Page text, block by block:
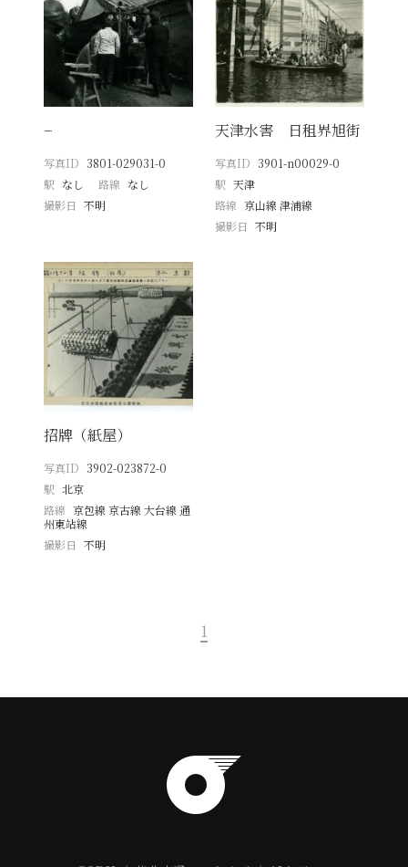
−
写真ID 3801-029031-0
駅 なし 路線 なし
撮影日
不明
天津水害 日租界旭街
写真ID 3901-n00029-0
駅 天津
路線 京山線 津浦線
撮影日 不明
招牌（紙屋）
写真ID 3902-023872-0
駅 北京
路線 京包線 京古線 大台線 通
州東站線
撮影日
不明
1